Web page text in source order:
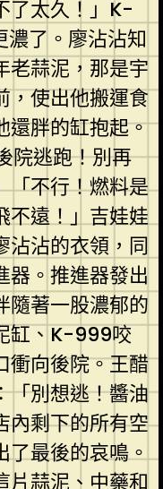
了太久！」K-
了。廖沾沾知
老蒜泥，那是宇
，使出他搬運食
還胖的缸抱起。
院逃跑！別再
「不行！燃料是
不遠！」吉娃娃
沾沾的衣領，同
器。推進器發出
隨著一股濃郁的
缸、K-999咬
衝向後院。王醋
「別想逃！醬油
內剩下的所有空
了最後的哀鳴。
片蒜泥、中藥和